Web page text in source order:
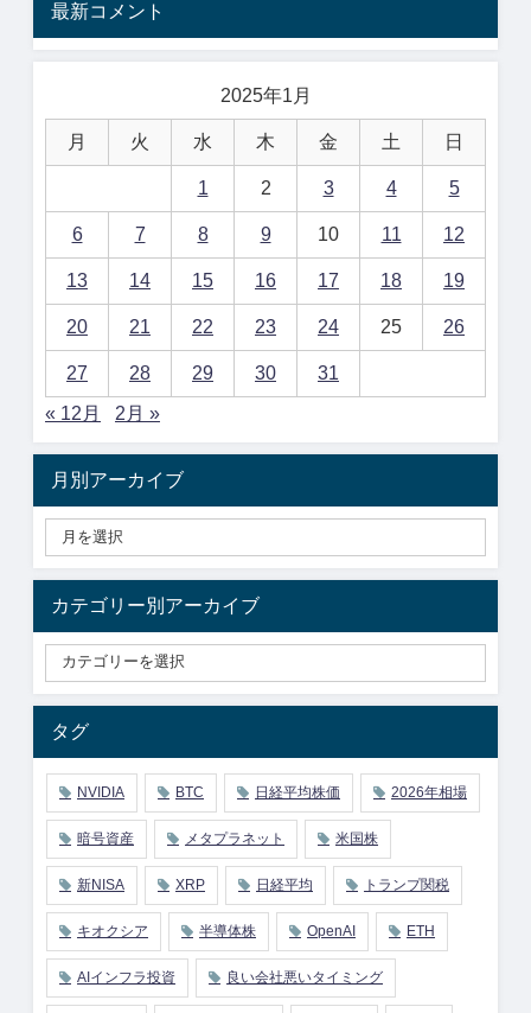
最新コメント
2025年1月
月 火 水 木 金 土 日
1 2 3 4 5
6 7 8 9 10 11 12
13 14 15 16 17 18 19
20 21 22 23 24 25 26
27 28 29 30
31
« 12月
2月 »
月別アーカイブ
カテゴリー別アーカイブ
タグ
NVIDIA BTC 日経平均株価 2026年相場
暗号資産 メタプラネット 米国株
新NISA XRP 日経平均 トランプ関税
キオクシア 半導体株 OpenAI ETH
AIインフラ投資 良い会社悪いタイミング